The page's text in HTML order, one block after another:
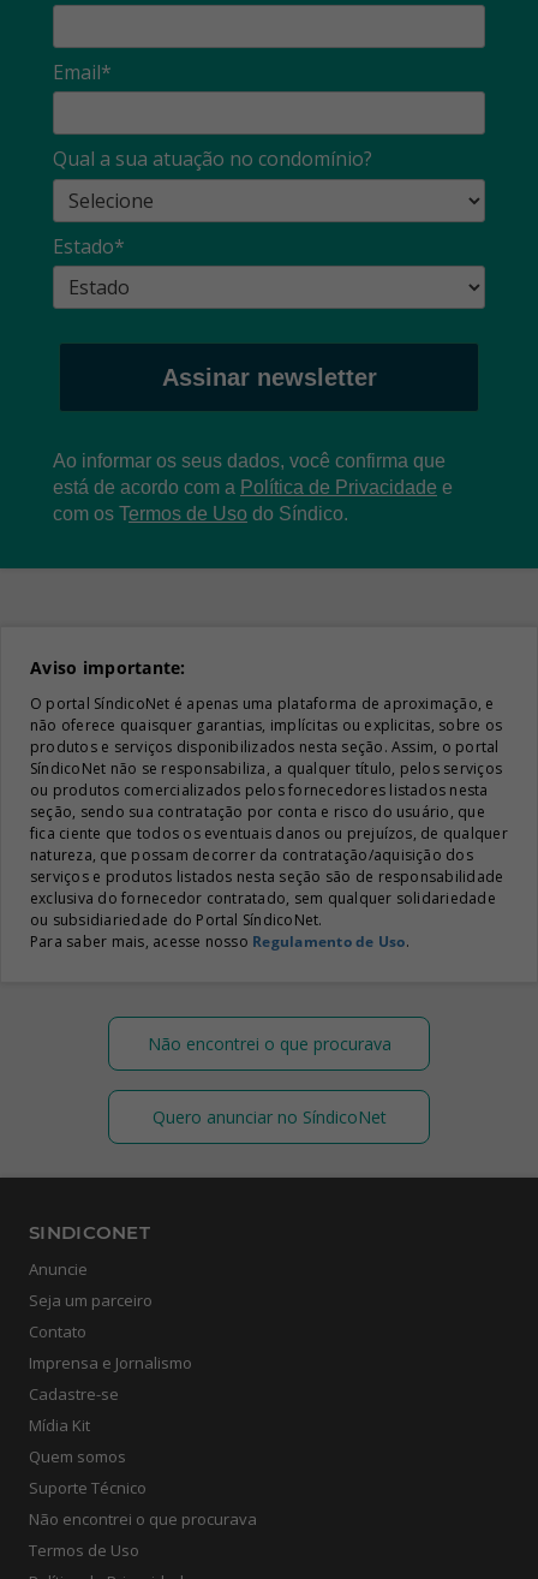
Email*
Qual a sua atuação no condomínio?
Estado*
Assinar newsletter
Ao informar os seus dados, você confirma que
está de acordo com a Política de Privacidade e
com os Termos de Uso do Síndico.
Aviso importante:
O portal SíndicoNet é apenas uma plataforma de aproximação, e
não oferece quaisquer garantias, implícitas ou explicitas, sobre os
produtos e serviços disponibilizados nesta seção. Assim, o portal
SíndicoNet não se responsabiliza, a qualquer título, pelos serviços
ou produtos comercializados pelos fornecedores listados nesta
seção, sendo sua contratação por conta e risco do usuário, que
fica ciente que todos os eventuais danos ou prejuízos, de qualquer
natureza, que possam decorrer da contratação/aquisição dos
serviços e produtos listados nesta seção são de responsabilidade
exclusiva do fornecedor contratado, sem qualquer solidariedade
ou subsidiariedade do Portal SíndicoNet.
Para saber mais, acesse nosso Regulamento de Uso.
Não encontrei o que procurava
Quero anunciar no SíndicoNet
SINDICONET
Anuncie
Seja um parceiro
Contato
Imprensa e Jornalismo
Cadastre-se
Mídia Kit
Quem somos
Suporte Técnico
Não encontrei o que procurava
Termos de Uso